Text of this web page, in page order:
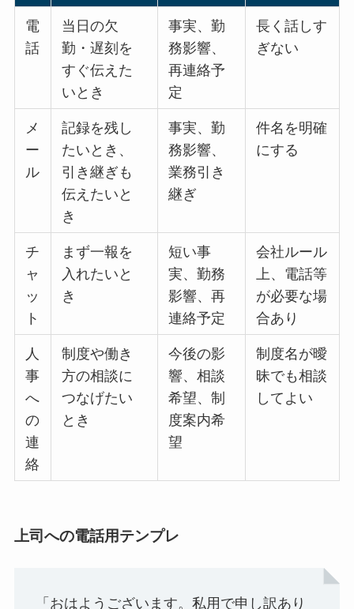
電
話
当日の欠
勤・遅刻を
すぐ伝えた
いとき
事実、勤
務影響、
再連絡予
定
長く話しす
ぎない
メ
ー
ル
記録を残し
たいとき、
引き継ぎも
伝えたいと
き
事実、勤
務影響、
業務引き
継ぎ
件名を明確
にする
チ
ャ
ッ
ト
まず一報を
入れたいと
き
短い事
実、勤務
影響、再
連絡予定
会社ルール
上、電話等
が必要な場
合あり
人
事
へ
の
連
絡
制度や働き
方の相談に
つなげたい
とき
今後の影
響、相談
希望、制
度案内希
望
制度名が曖
昧でも相談
してよい
上司への電話用テンプレ
「おはようございます。私用で申し訳あり